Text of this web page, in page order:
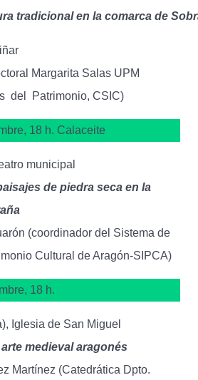
tradicional en la comarca de
Margarita Salas UPM
del Patrimonio, CSIC)
18 h. Calaceite
municipal
de piedra seca en la
(coordinador del Sistema de
Cultural de Aragón-SIPCA)
18 h.
Iglesia de San Miguel
medieval aragonés
Martínez (Catedrática Dpto.